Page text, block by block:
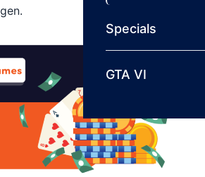
Specials
GTA VI